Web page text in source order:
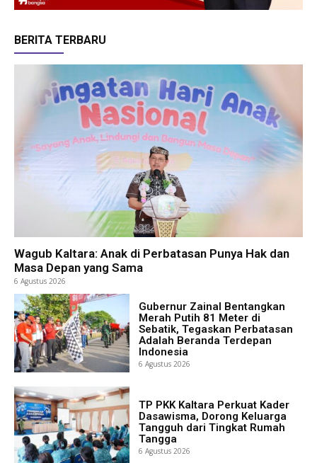
BERITA TERBARU
Wagub Kaltara: Anak di Perbatasan Punya Hak dan
Masa Depan yang Sama
6 Agustus 2026
Gubernur Zainal Bentangkan
Merah Putih 81 Meter di
Sebatik, Tegaskan Perbatasan
Adalah Beranda Terdepan
Indonesia
6 Agustus 2026
TP PKK Kaltara Perkuat Kader
Dasawisma, Dorong Keluarga
Tangguh dari Tingkat Rumah
Tangga
6 Agustus 2026